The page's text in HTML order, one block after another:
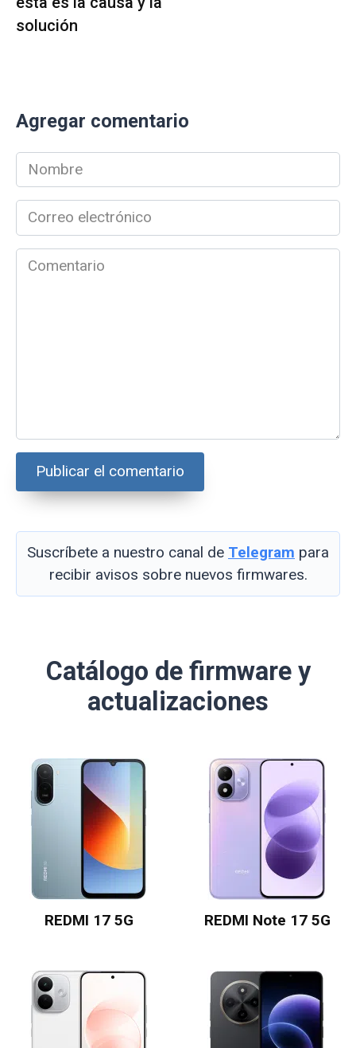
solución
Agregar comentario
Nombre
*
Correo
electrónico
*Comentario
Suscríbete a nuestro canal de Telegram para
recibir avisos sobre nuevos firmwares.
Catálogo de firmware y
actualizaciones
REDMI 17 5G REDMI Note 17 5G